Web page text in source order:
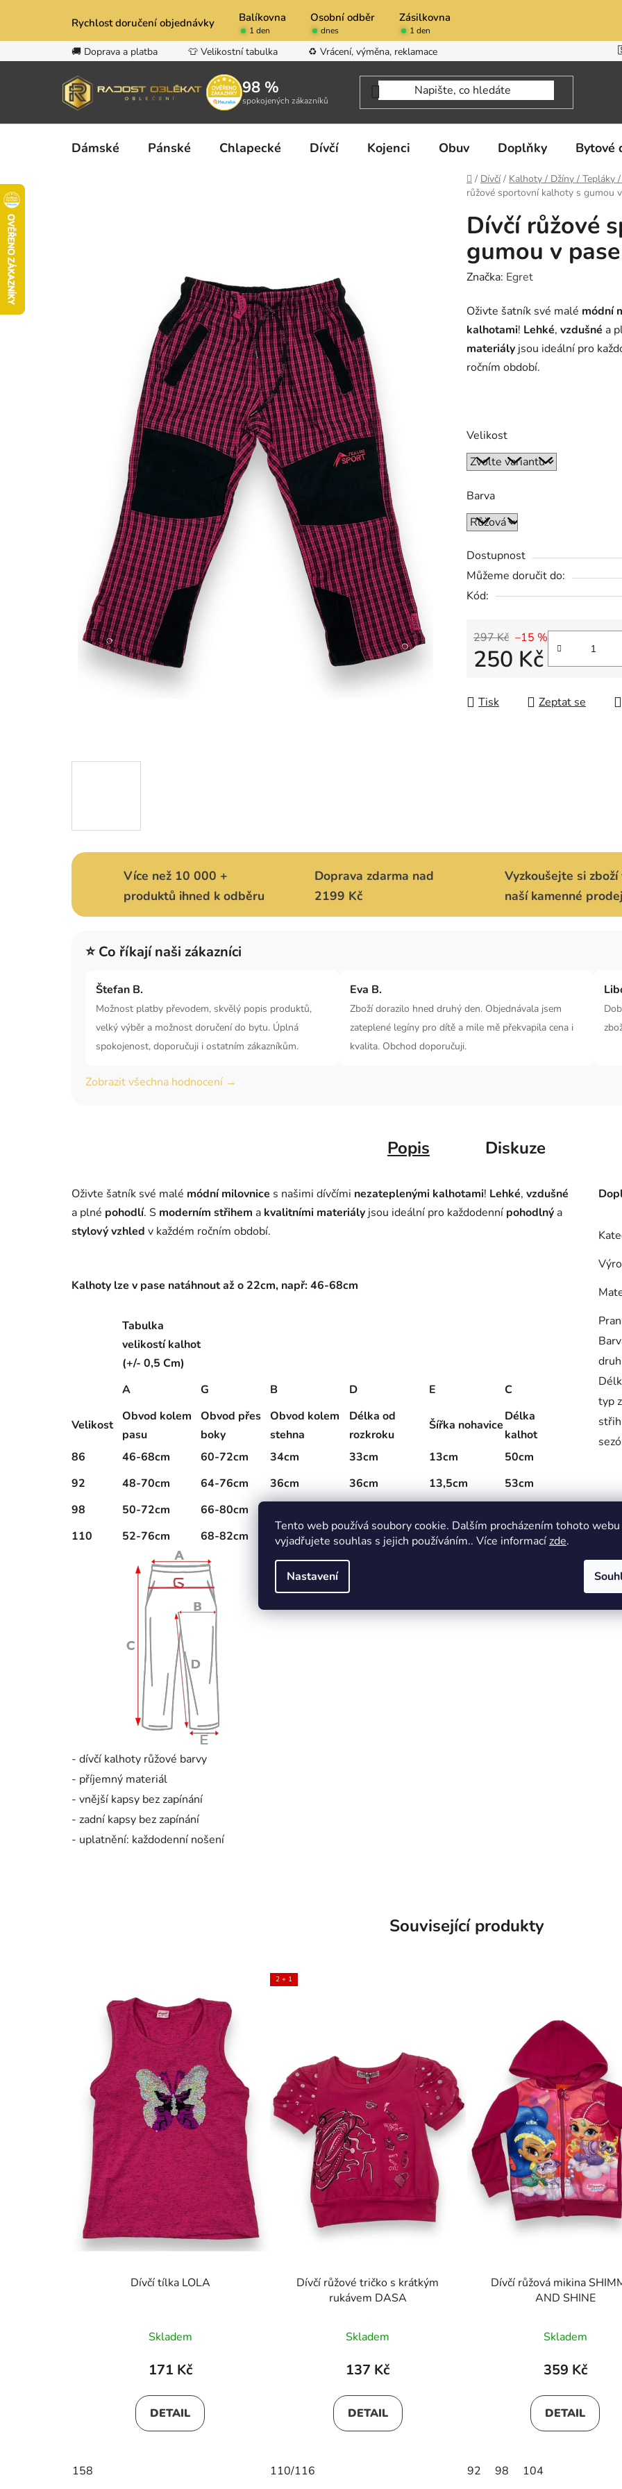
Tento web používá soubory cookie. Dalším procházením tohoto webu
vyjadřujete souhlas s jejich používáním.. Více informacízde.
Nastavení
obsah
Rychlost doručení objednávky Balíkovna Osobní odběr Zásilkovna
1 den dnes 1 den
🚚 Doprava a platba 👕 Velikostní tabulka ♻️ Vrácení, výměna, reklamace
98 %
spokojených zákazníků
Dámské Pánské Chlapecké Dívčí Kojenci Obuv Doplňky Bytové
Domů
/ Dívčí / Kalhoty / Džíny / Tepláky
růžové sportovní kalhoty s gumou
Dívčí růžové
gumou v pase
Značka: Egret
Oživte šatník své malé módní
kalhotami! Lehké, vzdušné a
materiály jsou ideální pro
ročním období.
Velikost
Barva
Dostupnost
Můžeme doručit do:
Kód:
297 Kč –15 %
250 Kč
Tisk Zeptat se
Více než 10 000 +
produktů ihned k odběru
Doprava zdarma nad
2199 Kč
Vyzkoušejte si zboží
naší kamenné
⭐ Co říkají naši zákazníci
Štefan B.
Možnost platby převodem, skvělý popis produktů,
velký výběr a možnost doručení do bytu. Úplná
spokojenost, doporučuji i ostatním zákazníkům.
Eva B.
Zboží dorazilo hned druhý den. Objednávala jsem
zateplené legíny pro dítě a mile mě překvapila cena i
kvalita. Obchod doporučuji.
Zobrazit všechna hodnocení →
Popis Diskuze
Oživte šatník své malé módní milovnice s našimi dívčími nezateplenými kalhotami! Lehké, vzdušné
a plné pohodlí. S moderním střihem a kvalitními materiály jsou ideální pro každodenní pohodlný a
stylový vzhled v každém ročním období.
Kalhoty lze v pase natáhnout až o 22cm, např: 46-68cm
Tabulka
velikostí kalhot
(+/- 0,5 Cm)
A
G B D E C
Velikost
Obvod kolem
pasu
Obvod přes
boky
Obvod kolem
stehna
Délka od
rozkroku
Šířka nohavice
Délka
kalhot
86
46-68cm 60-72cm 34cm 33cm 13cm
50cm
92
48-70cm 64-76cm 36cm 36cm 13,5cm
53cm
98
50-72cm 66-80cm
110
52-76cm 68-82cm 40cm 43cm 14,5cm 64cm
- dívčí kalhoty růžové barvy
- příjemný materiál
- vnější kapsy bez zapínání
- zadní kapsy bez zapínání
- uplatnění: každodenní nošení
typ
střih
Související produkty
Dívčí tílka LOLA
Skladem
171 Kč
DETAIL
158
2 + 1
Dívčí růžové tričko s krátkým
rukávem DASA
Skladem
137 Kč
DETAIL
110/116
Dívčí růžová mikina
AND SHINE
Skladem
359 Kč
DETAIL
92 98 104